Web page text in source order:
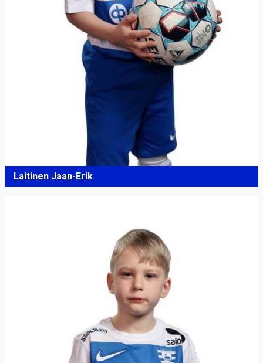
Laitinen Jaan-Erik